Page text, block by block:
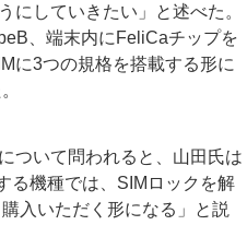
にしていきたい」と述べた。
、端末内にFeliCaチップを
に3つの規格を搭載する形に
ついて問われると、山田氏は
る機種では、SIMロックを解
入いただく形になる」と説